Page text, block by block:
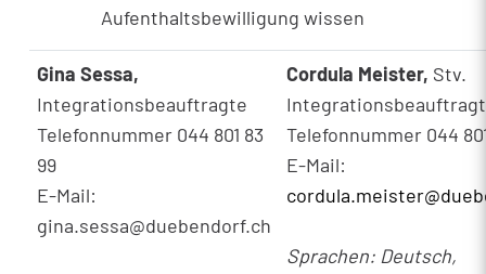
Aufenthaltsbewilligung wissen
Gina Sessa,
Integrationsbeauftragte
Telefonnummer 044 801 83
99
E-Mail:
gina.sessa@duebendorf.ch
Cordula Meister, Stv.
Telefonnummer 044
E-Mail:
Sprachen: Deutsch,